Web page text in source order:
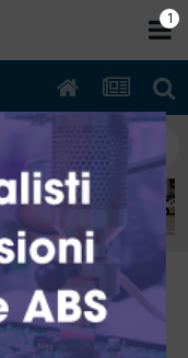
1.5cc XWDB
o gas